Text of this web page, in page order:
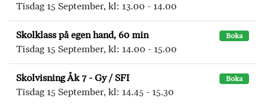
Tisdag 15 September, kl: 13.00 - 14.00
Skolklass på egen hand, 60 min Boka
Tisdag 15 September, kl: 14.00 - 15.00
Skolvisning Åk 7 - Gy / SFI Boka
Tisdag 15 September, kl: 14.45 - 15.30